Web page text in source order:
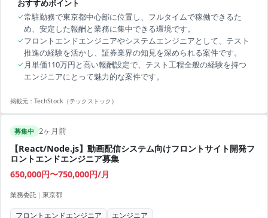
おすすめポイント
✓常駐勤務で東京都中心部に位置し、フルタイムで稼働できるた
め、安定した報酬と業務に集中できる環境です。
✓フロントエンドエンジニアやシステムエンジニアとして、テスト
推進の経験を活かし、証券業界の知見を深められる案件です。
✓ 月単価110万円と高い報酬設定で、テスト工程全般の経験を持つ
エンジニアにとって魅力的な案件です。
掲載元： TechStock（テックストック）
募集中 2ヶ月前
【React/Node.js】動画配信システム向けフロントサイト開発フ
ロントエンドエンジニア募集
650,000円〜750,000円/月
業務委託 | 東京都
フロントエンドエンジニア エンジニア